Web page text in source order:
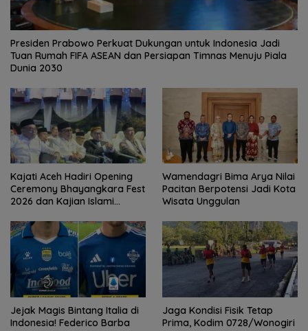
Presiden Prabowo Perkuat Dukungan untuk Indonesia Jadi
Tuan Rumah FIFA ASEAN dan Persiapan Timnas Menuju Piala
Dunia 2030
Kajati Aceh Hadiri Opening
Ceremony Bhayangkara Fest
2026 dan Kajian Islami
Adi Hidayat
Wamendagri Bima Arya Nilai
Pacitan Berpotensi Jadi Kota
Wisata Unggulan
Jejak Magis Bintang Italia di
Indonesia! Federico Barba
Jaga Kondisi Fisik Tetap
Prima, Kodim 0728/Wonogiri